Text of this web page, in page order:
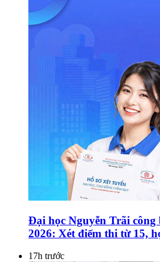
Đại học Nguyễn Trãi công
2026: Xét điểm thi từ 15,
17h trước